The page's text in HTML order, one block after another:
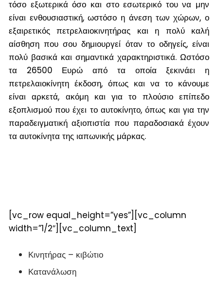
τόσο εξωτερικά όσο και στο εσωτερικό του να μην
είναι ενθουσιαστική, ωστόσο η άνεση των χώρων, ο
εξαιρετικός πετρελαιοκινητήρας και η πολύ καλή
αίσθηση που σου δημιουργεί όταν το οδηγείς, είναι
πολύ βασικά και σημαντικά χαρακτηριστικά. Ωστόσο
τα 26500 Ευρώ από τα οποία ξεκινάει η
πετρελαιοκίνητη έκδοση, όπως και να το κάνουμε
είναι αρκετά, ακόμη και για το πλούσιο επίπεδο
εξοπλισμού που έχει το αυτοκίνητο, όπως και για την
παραδειγματική αξιοπιστία που παραδοσιακά έχουν
τα αυτοκίνητα της ιαπωνικής μάρκας.
[vc_row equal_height=”yes”][vc_column
width=”1/2″][vc_column_text]
Κινητήρας – κιβώτιο
Κατανάλωση